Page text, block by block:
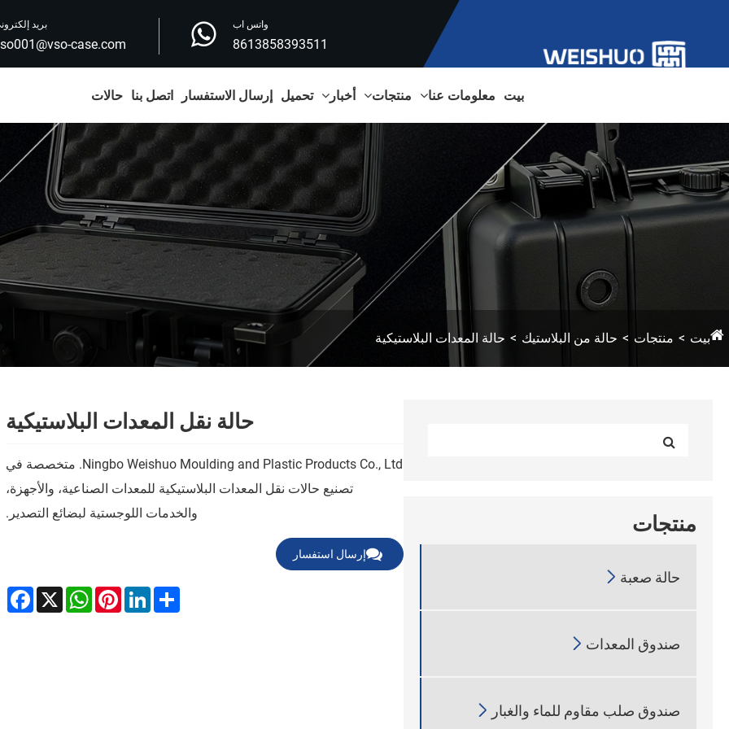
بريد
case.com
واتس اب
8613858393511
بيت معلومات عنا منتجات أخبار تحميل إرسال الاستفسار اتصل بنا حالات
بيت منتجات حالة من البلاستيك حالة المعدات البلاستيكية
منتجات
حالة صعبة 
صندوق المعدات 
صندوق صلب مقاوم للماء والغبار 
حالة نقل المعدات البلاستيكية
Ningbo Weishuo Moulding and Plastic Products Co., Ltd. متخصصة في
تصنيع حالات نقل المعدات البلاستيكية للمعدات الصناعية، والأجهزة،
والخدمات اللوجستية لبضائع التصدير.
إرسال استفسار
X
WhatsAppPinterestLinkedInShare